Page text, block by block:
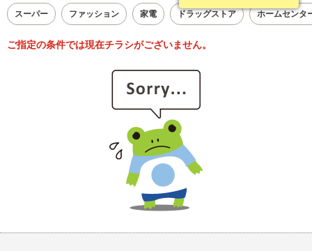
スーパー ファッション 家電 ドラッグストア ホームセンタ
ご指定の条件では現在チラシがございません。